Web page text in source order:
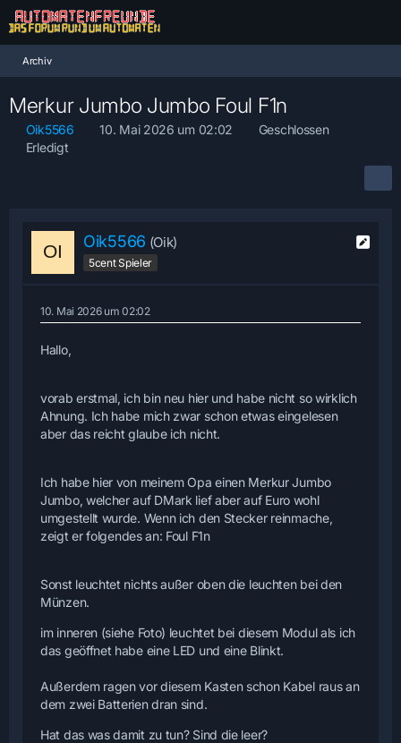
Archiv
Merkur Jumbo Jumbo Foul F1n
Oik5566 10. Mai 2026 um 02:02
Geschlossen
Erledigt
Oik5566 (Oik)
5cent Spieler
10. Mai 2026 um 02:02
Hallo,
vorab erstmal, ich bin neu hier und habe nicht so wirklich
Ahnung. Ich habe mich zwar schon etwas eingelesen
aber das reicht glaube ich nicht.
Ich habe hier von meinem Opa einen Merkur Jumbo
Jumbo, welcher auf DMark lief aber auf Euro wohl
umgestellt wurde. Wenn ich den Stecker reinmache,
zeigt er folgendes an: Foul F1n
Sonst leuchtet nichts außer oben die leuchten bei den
Münzen.
im inneren (siehe Foto) leuchtet bei diesem Modul als ich
das geöffnet habe eine LED und eine Blinkt.
Außerdem ragen vor diesem Kasten schon Kabel raus an
dem zwei Batterien dran sind.
Hat das was damit zu tun? Sind die leer?